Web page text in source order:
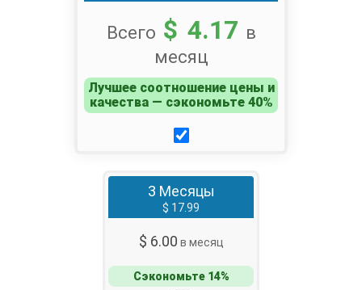
Всего $ 4.17 в
месяц
Лучшее соотношение цены и
качества — сэкономьте 40%
3 Месяцы
$ 17.99
$ 6.00 в месяц
Сэкономьте 14%